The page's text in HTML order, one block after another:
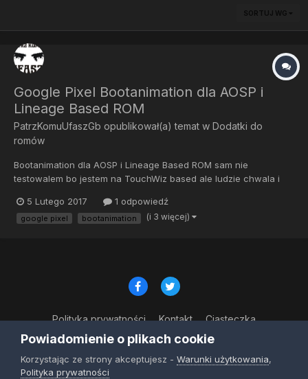
SORTUJ WG
Google Pixel Bootanimation dla AOSP i
Lineage Based ROM
PatrzKomuUfaszGb opublikował(a) temat w Dodatki do
romów
Bootanimation dla AOSP i Lineage Based ROM sam nie
testowalem bo jestem na TouchWiz based ale ludzie chwala i
bootanimation Root 1. Pobierz bootanimation zip plik (zmien
nazwe na bootanimation.zip) 2. Przejdz do men...
5 Lutego 2017 1 odpowiedź
google pixel bootanimation (i 3 więcej)
Polityka prywatności Kontakt Ciasteczka
© Copyright 2023
Powered by Invision Community
Powiadomienie o plikach cookie
Korzystając ze strony akceptujesz - Warunki użytkowania,
Polityka prywatności